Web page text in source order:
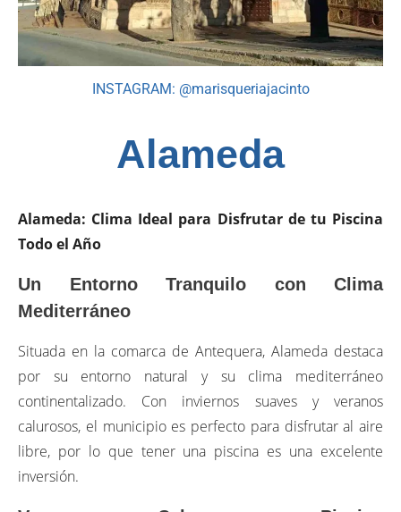
INSTAGRAM: @marisqueriajacinto
Alameda
Alameda: Clima Ideal para Disfrutar de tu Piscina
Todo el Año
Un Entorno Tranquilo con Clima
Mediterráneo
Situada en la comarca de Antequera, Alameda destaca
por su entorno natural y su clima mediterráneo
continentalizado. Con inviernos suaves y veranos
calurosos, el municipio es perfecto para disfrutar al aire
libre, por lo que tener una piscina es una excelente
inversión.